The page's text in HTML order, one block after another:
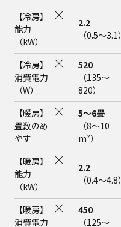
【冷房】
能力
（kW）
2.2
（0.5～3.1）
【冷房】
消費電力
（W）
520
（135～
820）
【暖房】
畳数のめ
やす
5～6畳
（8～10
m²）
【暖房】
能力
（kW）
2.2
（0.4～4.8）
【暖房】
消費電力
450
（125～